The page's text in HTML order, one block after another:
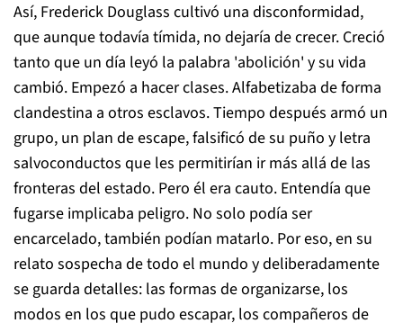
Así, Frederick Douglass cultivó una disconformidad,
que aunque todavía tímida, no dejaría de crecer. Creció
tanto que un día leyó la palabra 'abolición' y su vida
cambió. Empezó a hacer clases. Alfabetizaba de forma
clandestina a otros esclavos. Tiempo después armó un
grupo, un plan de escape, falsificó de su puño y letra
salvoconductos que les permitirían ir más allá de las
fronteras del estado. Pero él era cauto. Entendía que
fugarse implicaba peligro. No solo podía ser
encarcelado, también podían matarlo. Por eso, en su
relato sospecha de todo el mundo y deliberadamente
se guarda detalles: las formas de organizarse, los
modos en los que pudo escapar, los compañeros de